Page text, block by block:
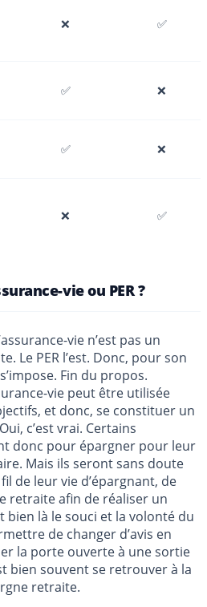
❌ ✅
✅ ❌
✅ ❌
❌ ✅
vie ou PER ?
vie n’est pas un
Le PER l’est. Donc, pour son
Fin du propos.
vie peut être utilisée
et donc, se constituer un
c’est vrai. Certains
donc pour épargner pour leur
Mais ils seront sans doute
de leur vie d’épargnant, de
retraite afin de réaliser un
bien là le souci et la volonté du
de changer d’avis en
la porte ouverte à une sortie
bien souvent se retrouver à la
retraite.